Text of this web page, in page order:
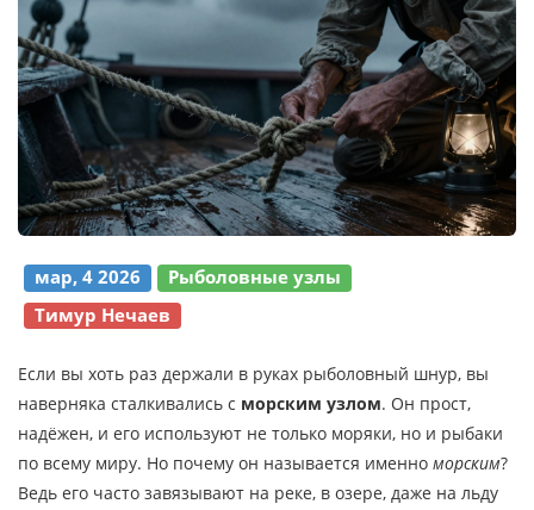
мар, 4 2026
Рыболовные узлы
Тимур Нечаев
Если вы хоть раз держали в руках рыболовный шнур, вы
наверняка сталкивались с морским узлом. Он прост,
надёжен, и его используют не только моряки, но и рыбаки
по всему миру. Но почему он называется именно морским?
Ведь его часто завязывают на реке, в озере, даже на льду